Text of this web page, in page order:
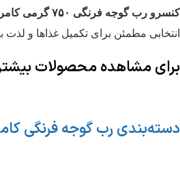
کنسرو رب گوجه فرنگی ۷۵۰ گرمی کامروز
انتخابی مطمئن برای تکمیل غذاها و
برای مشاهده محصولات
دسته‌بندی رب گوجه فرنگی